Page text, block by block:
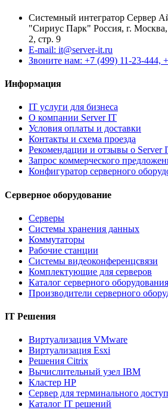
Системный интегратор Сервер
"Сириус Парк" Россия, г.
2, стр. 9
E-mail: it@server-it.ru
Звоните нам: +7 (499) 11-23-444,
Информация
IT услуги для бизнеса
О компании Server IT
Условия оплаты и доставки
Контакты и схема проезда
Рекомендации и отзывы о Server
Запрос коммерческого
Конфигуратор серверного
Серверное оборудование
Серверы
Системы хранения данных
Коммутаторы
Рабочие станции
Системы видеоконференцсвязи
Комплектующие для серверов
Каталог серверного оборудования
Производители серверного
IT Решения
Виртуализация VMware
Виртуализация Esxi
Решения Citrix
Вычислительный узел IBM
Кластер HP
Сервер для терминального
Каталог IT решений